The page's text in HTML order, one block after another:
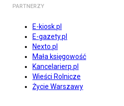
PARTNERZY
E-kiosk.pl
E-gazety.pl
Nexto.pl
Mała księgowość
Kancelarierp.pl
Wieści Rolnicze
Życie Warszawy